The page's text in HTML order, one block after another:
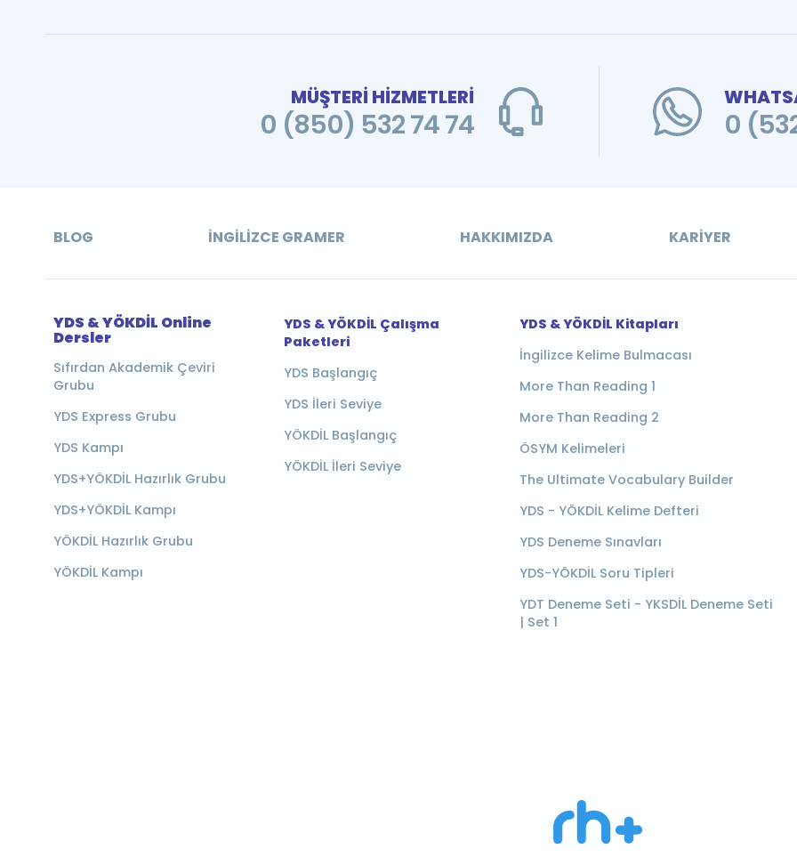
MÜŞTERİ HİZMETLERİ
0 (850) 532 74 74 0
BLOG İNGILIZCE GRAMER HAKKIMIZDA KARIYER
YDS & YÖKDİL Online
Dersler
Sıfırdan Akademik Çeviri
Grubu
YDS Express Grubu
YDS Kampı
YDS+YÖKDİL Hazırlık Grubu
YDS+YÖKDİL Kampı
YÖKDİL Hazırlık Grubu
YÖKDİL Kampı
YDS & YÖKDİL Çalışma
Paketleri
YDS Başlangıç
YDS İleri Seviye
YÖKDİL Başlangıç
YÖKDİL İleri Seviye
YDS & YÖKDİL Kitapları
İngilizce Kelime Bulmacası
More Than Reading 1
More Than Reading 2
ÖSYM Kelimeleri
The Ultimate Vocabulary Builder
YDS - YÖKDİL Kelime Defteri
YDS Deneme Sınavları
YDS-YÖKDİL Soru Tipleri
YDT Deneme Seti - YKSDİL Deneme Seti
| Set 1